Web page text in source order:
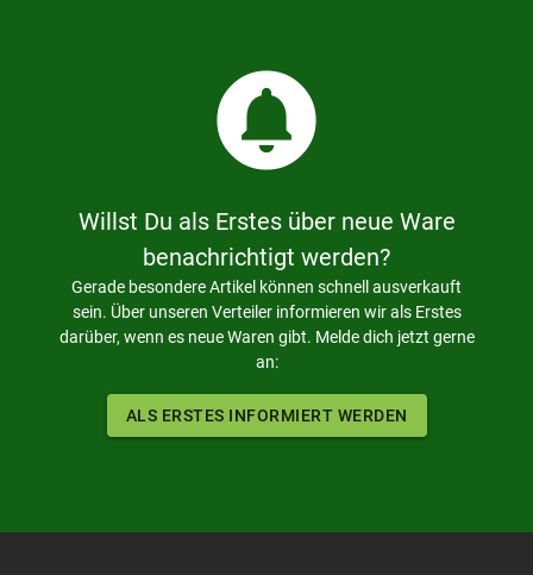
circle_notifications
Willst Du als Erstes über neue Ware
benachrichtigt werden?
Gerade besondere Artikel können schnell ausverkauft
sein. Über unseren Verteiler informieren wir als Erstes
darüber, wenn es neue Waren gibt. Melde dich jetzt gerne
an:
ALS ERSTES INFORMIERT WERDEN